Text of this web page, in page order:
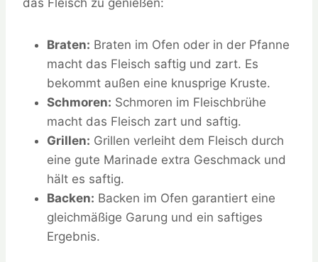
Braten: Braten im Ofen oder in der Pfanne
macht das Fleisch saftig und zart. Es
bekommt außen eine knusprige Kruste.
Schmoren: Schmoren im Fleischbrühe
macht das Fleisch zart und saftig.
Grillen: Grillen verleiht dem Fleisch durch
eine gute Marinade extra Geschmack und
hält es saftig.
Backen: Backen im Ofen garantiert eine
gleichmäßige Garung und ein saftiges
Ergebnis.